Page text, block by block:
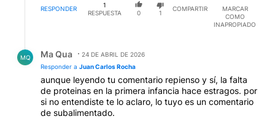
RESPONDER
1
RESPUESTA
0 1
COMPARTIR
MARCAR
COMO
INAPROPIADO
MQ Ma Qua
24 DE ABRIL DE 2026
Responder a Juan Carlos Rocha
aunque leyendo tu comentario repienso y sí, la falta
de proteinas en la primera infancia hace estragos. por
si no entendiste te lo aclaro, lo tuyo es un comentario
de subalimentado.